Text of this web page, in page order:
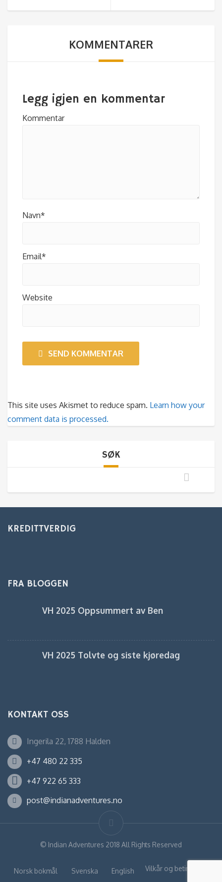
KOMMENTARER
Legg igjen en kommentar
Kommentar
Navn*
Email*
Website
SEND KOMMENTAR
This site uses Akismet to reduce spam. Learn how your
comment data is processed.
SØK
KREDITTVERDIG
FRA BLOGGEN
VH 2025 Oppsummert av Ben
VH 2025 Tolvte og siste kjøredag
KONTAKT OSS
Ingerila 22, 1788 Halden
+47 480 22 335
+47 922 65 333
post@indianadventures.no
© Indian Adventures 2018 All Rights Reserved
Norsk bokmål Svenska English
Vilkår og betingelser